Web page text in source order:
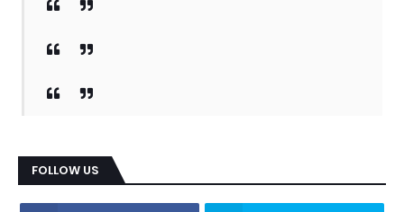
FOLLOW US